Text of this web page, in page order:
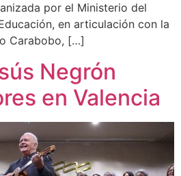
por el Ministerio del
en articulación con la
Carabobo, […]
Negrón
en Valencia